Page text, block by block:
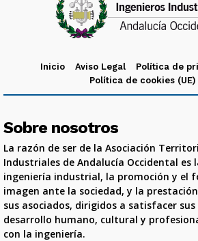
Inicio Aviso Legal
Política de
Política de cookies (UE)
Sobre nosotros
La razón de ser de la Asociación
Industriales de Andalucía Occidental es
ingeniería industrial, la promoción y el
imagen ante la sociedad, y la
sus asociados, dirigidos a satisfacer sus
desarrollo humano, cultural y
con la ingeniería.